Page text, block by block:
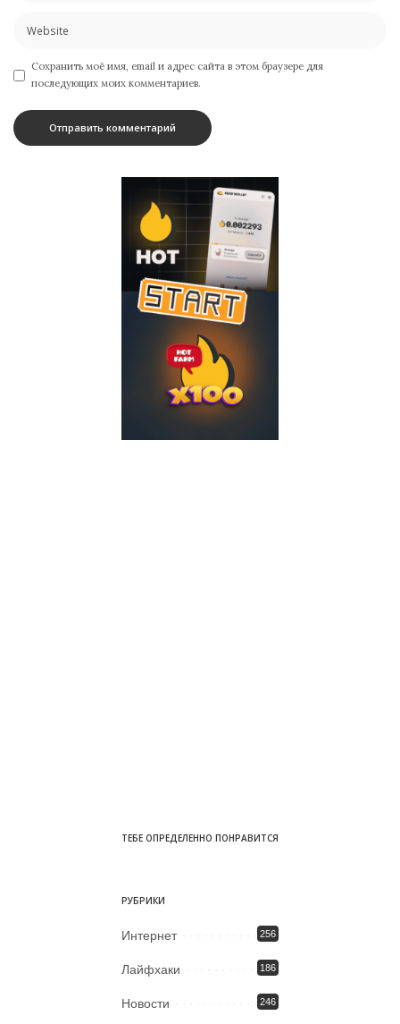
Сохранить моё имя, email и адрес сайта в этом браузере для
последующих моих комментариев.
ТЕБЕ ОПРЕДЕЛЕННО ПОНРАВИТСЯ
РУБРИКИ
Интернет 256
Лайфхаки 186
Новости 246